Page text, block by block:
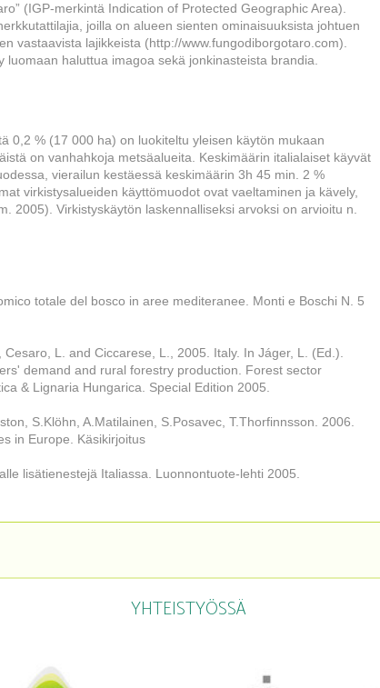
(IGP-merkintä Indication of Protected Geographic Area).
joilla on alueen sienten ominaisuuksista johtuen
vastaavista lajikkeista (http://www.fungodiborgotaro.com).
haluttua imagoa sekä jonkinasteista brandia.
0,2 % (17 000 ha) on luokiteltu yleisen käytön mukaan
on vanhahkoja metsäalueita. Keskimäärin italialaiset käyvät
vierailun kestäessä keskimäärin 3h 45 min. 2 %
virkistysalueiden käyttömuodot ovat vaeltaminen ja kävely,
2005). Virkistyskäytön laskennalliseksi arvoksi on arvioitu n.
totale del bosco in aree mediteranee. Monti e Boschi N. 5
L. and Ciccarese, L., 2005. Italy. In Jáger, L. (Ed.).
demand and rural forestry production. Forest sector
& Lignaria Hungarica. Special Edition 2005.
S.Klöhn, A.Matilainen, S.Posavec, T.Thorfinnsson. 2006.
in Europe. Käsikirjoitus
lisätienestejä Italiassa. Luonnontuote-lehti 2005.
YHTEISTYÖSSÄ